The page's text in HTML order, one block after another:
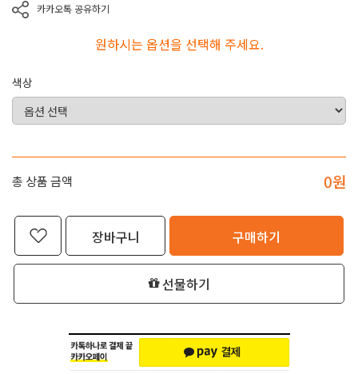
카카오톡 공유하기
원하시는 옵션을 선택해 주세요.
색상
총 상품 금액 0원
장바구니 구매하기
선물하기